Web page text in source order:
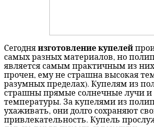
Сегодняизготовление купелей
самых разных материалов, но
является самым практичным из
прочен, ему не страшна высокая
разумных пределах). Купелям из
страшны прямые солнечные лучи и
температуры. За купелями из
ухаживать, они долго сохраняют
привлекательность. Купель